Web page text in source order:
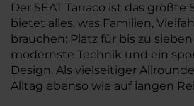
Der SEAT Tarraco ist das größte
bietet alles, was Familien,
brauchen: Platz für bis zu
modernste Technik und ein
Design. Als vielseitiger
Alltag ebenso wie auf langen